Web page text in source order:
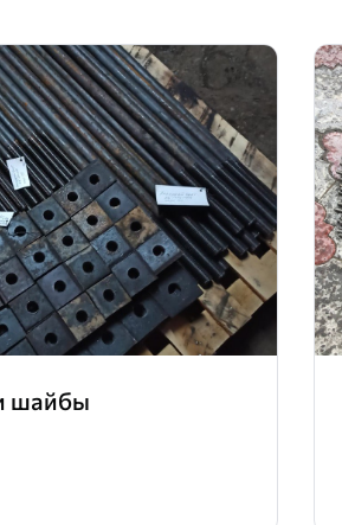
шайбы